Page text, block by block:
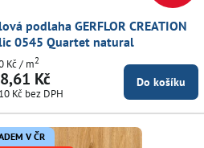
podlaha GERFLOR CREATION
0545 Quartet natural
Kč
Kč bez DPH
Kč/ m2
Do košíku
V ČR